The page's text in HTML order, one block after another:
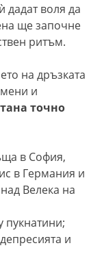
дадат воля да
ще започне
ритъм.
на дръзката
и
точно
в София,
в Германия и
Велека на
пукнатини;
и